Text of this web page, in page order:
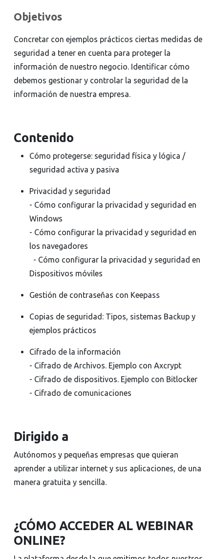
Objetivos
Concretar con ejemplos prácticos ciertas medidas de
seguridad a tener en cuenta para proteger la
información de nuestro negocio. Identificar cómo
debemos gestionar y controlar la seguridad de la
información de nuestra empresa.
Contenido
Cómo protegerse: seguridad física y lógica /
seguridad activa y pasiva
Privacidad y seguridad
- Cómo configurar la privacidad y seguridad en
Windows
- Cómo configurar la privacidad y seguridad en
los navegadores
- Cómo configurar la privacidad y seguridad en
Dispositivos móviles
Gestión de contraseñas con Keepass
Copias de seguridad: Tipos, sistemas Backup y
ejemplos prácticos
Cifrado de la información
- Cifrado de Archivos. Ejemplo con Axcrypt
- Cifrado de dispositivos. Ejemplo con Bitlocker
- Cifrado de comunicaciones
Dirigido a
Autónomos y pequeñas empresas que quieran
aprender a utilizar internet y sus aplicaciones, de una
manera gratuita y sencilla.
¿CÓMO ACCEDER AL WEBINAR
ONLINE?